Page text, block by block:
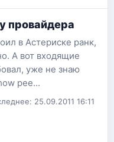
провайдера
в Астериске ранк,
А вот входящие
уже не знаю
pee...
25.09.2011 16:11